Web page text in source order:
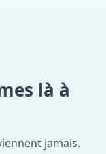
là à
jamais.